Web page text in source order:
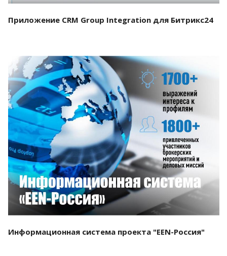
Приложение CRM Group Integration для Битрикс24
Смотреть проект
Информационная система проекта "EEN-Россия"